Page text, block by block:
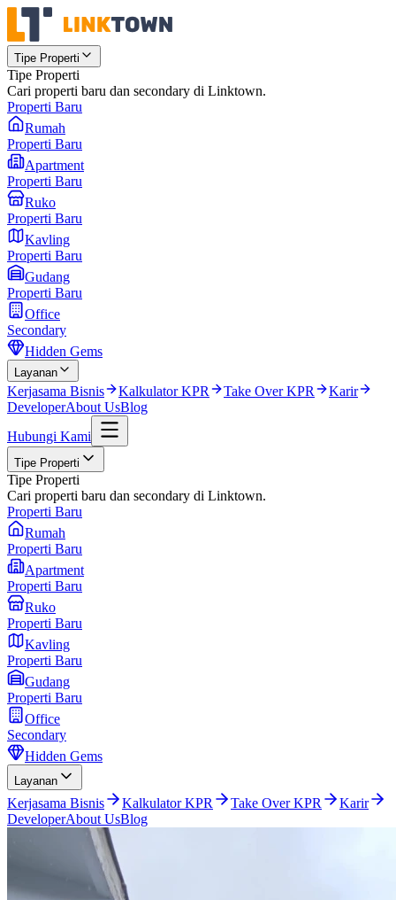
Tipe Properti
Tipe Properti
Cari properti baru dan secondary di Linktown.
Properti Baru
Rumah
Properti Baru
Apartment
Properti Baru
Ruko
Properti Baru
Kavling
Properti Baru
Gudang
Properti Baru
Office
Secondary
Hidden Gems
Layanan
Kerjasama Bisnis Kalkulator KPR Take Over KPR
Karir
DeveloperAbout UsBlog
Hubungi Kami
Tipe Properti
Tipe Properti
Cari properti baru dan secondary di Linktown.
Properti Baru
Rumah
Properti Baru
Apartment
Properti Baru
Ruko
Properti Baru
Kavling
Properti Baru
Gudang
Properti Baru
Office
Secondary
Hidden Gems
Layanan
Kerjasama Bisnis Kalkulator KPR Take Over KPR
Karir
DeveloperAbout UsBlog